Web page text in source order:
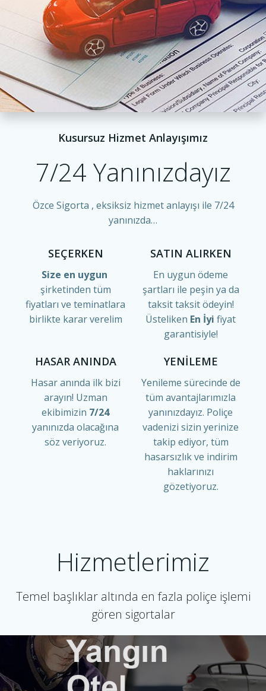
Kusursuz Hizmet Anlayışımız
7/24 Yanınızdayız
Özce Sigorta , eksiksiz hizmet anlayışı ile 7/24
yanınızda…
SEÇERKEN
Size en uygun
şirketinden tüm
fiyatları ve teminatlara
birlikte karar verelim
SATIN ALIRKEN
En uygun ödeme
şartları ile peşin ya da
taksit taksit ödeyin!
Üsteliken En İyi fiyat
garantisiyle!
HASAR ANINDA
Hasar anında ilk bizi
arayın! Uzman
ekibimizin 7/24
yanınızda olacağına
söz veriyoruz.
YENİLEME
Yenileme sürecinde de
tüm avantajlarımızla
yanınızdayız. Poliçe
vadenizi sizin yerinize
takip ediyor, tüm
hasarsızlık ve indirim
haklarınızı
gözetiyoruz.
Hizmetlerimiz
Temel başlıklar altında en fazla poliçe işlemi
gören sigortalar